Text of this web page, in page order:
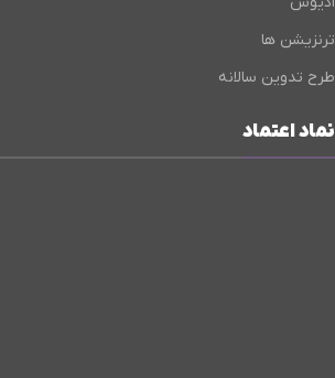
ترنزیشن ها
طرح تدوین سالانه
نماد اعتماد